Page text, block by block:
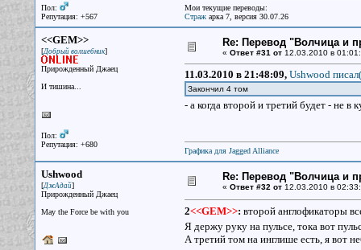
Пол:
Репутация: +567
Мои текущие переводы:
Стражарка 7, версия 30.07.26
<<GEM>>
[Добрый волшебник]
Прирожденный Джаец
И тишина...
Пол:
Репутация: +680
Re: Перевод "Волчица и
« Ответ #31 от12.03.2010 в
11.03.2010 в 21:48:09, Ushwood
Закончил 4 том
- а когда второй и третий будет - не в
Графика для Jagged Alliance
Ushwood
[ДжАдай]
Прирожденный Джаец
May the Force be with you
Re: Перевод "Волчица и
« Ответ #32 от12.03.2010 в
2<<GEM>>: второй англофикаторы
Я держу руку на пульсе, тока вот
А третий том на инглише есть, я вот